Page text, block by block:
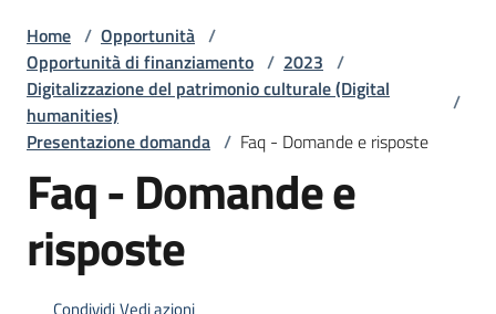
regionale -
Fesr
Programmi
strategie
Home / Opportunità /
Opportunità di finanziamento / 2023 /
Digitalizzazione del patrimonio culturale (Digital
humanities)
/
Presentazione domanda / Faq - Domande e risposte
Faq - Domande e
risposte